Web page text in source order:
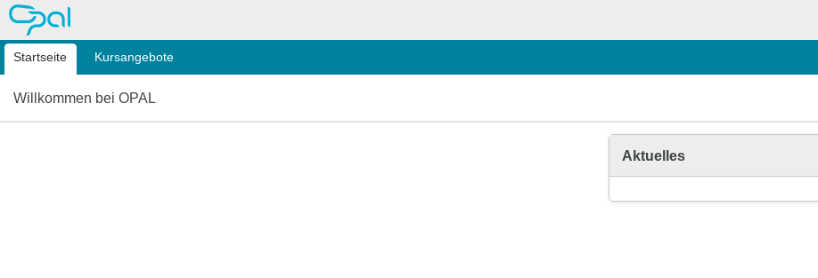
OPAL
Startseite Kursangebote
Willkommen bei OPAL
Aktuelles